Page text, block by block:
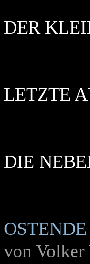
DER
LETZTE
DIE
von Volker